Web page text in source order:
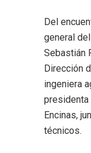
Del
general
Sebastián
Dirección
ingeniera
presidenta
Encinas,
técnicos.